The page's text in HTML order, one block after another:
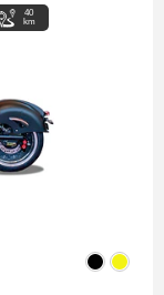
40
km